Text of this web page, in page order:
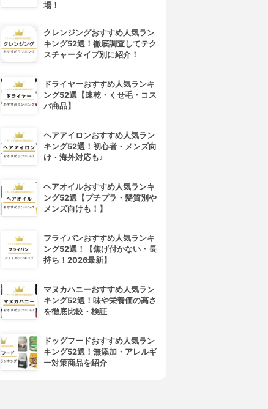
場！
クレンジングおすすめ人気ラン
キング52選！徹底調査してテク
スチャータイプ別に紹介！
ドライヤーおすすめ人気ランキ
ング52選【速乾・くせ毛・コス
パ商品】
ヘアアイロンおすすめ人気ラン
キング52選！初心者・メンズ向
け・海外対応も♪
ヘアオイルおすすめ人気ランキ
ング52選【プチプラ・髪質別や
メンズ向けも！】
フライパンおすすめ人気ランキ
ング52選！【焦げ付かない・長
持ち！2026最新】
マヌカハニーおすすめ人気ラン
キング52選！味や栄養価の高さ
を徹底比較・検証
ドッグフードおすすめ人気ラン
キング52選！無添加・アレルギ
ー対策商品を紹介